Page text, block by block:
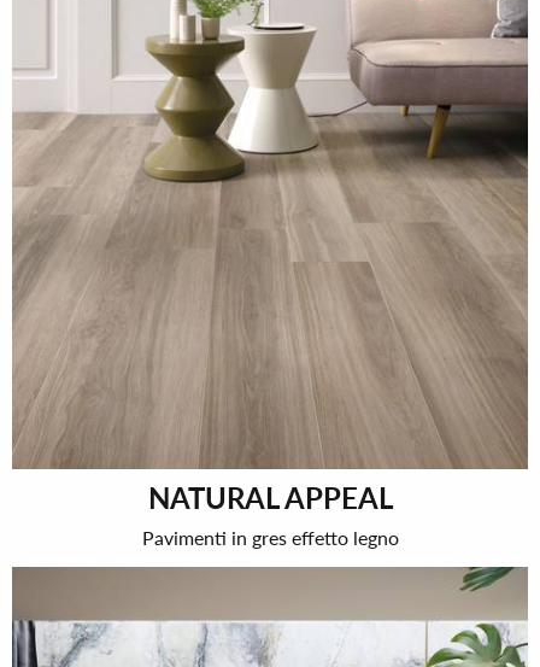
NATURAL APPEAL
Pavimenti in gres effetto legno